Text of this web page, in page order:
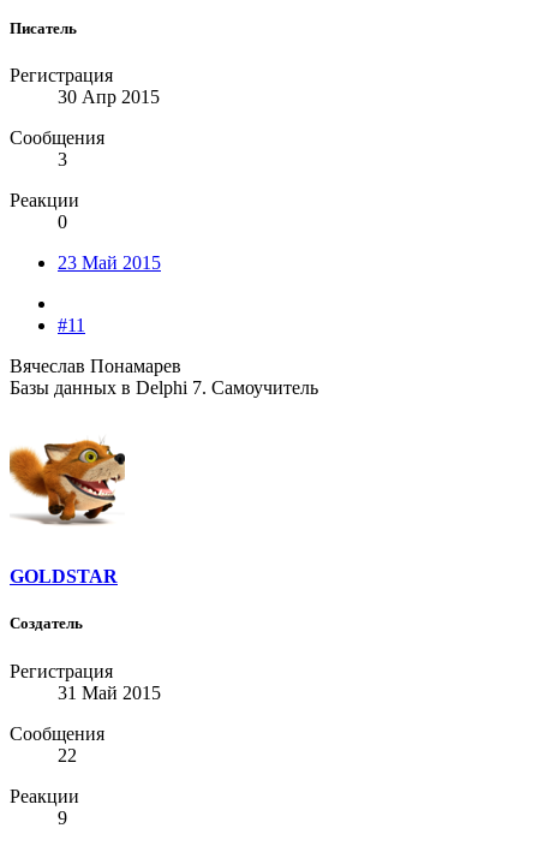
Писатель
Регистрация
30 Апр 2015
Сообщения
3
Реакции
0
23 Май 2015
#11
Вячеслав Понамарев
Базы данных в Delphi 7. Самоучитель
GOLDSTAR
Создатель
Регистрация
31 Май 2015
Сообщения
22
Реакции
9